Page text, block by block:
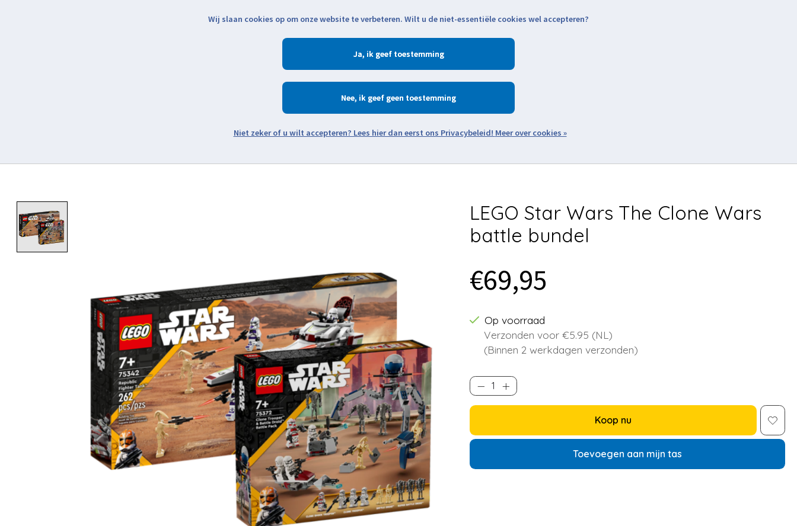
Zoeken
LEGO Star Wars The Clone Wars
battle bundel
€69,95
Op voorraad
Verzonden voor €5.95 (NL)
(Binnen 2 werkdagen verzonden)
Koop nu
Toevoegen aan mijn tas
Wij slaan cookies op om onze website te verbeteren. Wilt u de niet-essentiële cookies wel accepteren?
Ja
Nee
Meer over cookies »